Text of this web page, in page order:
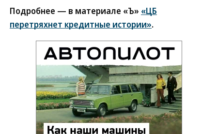
Подробнее — в материале «Ъ» «ЦБ
перетряхнет кредитные истории».